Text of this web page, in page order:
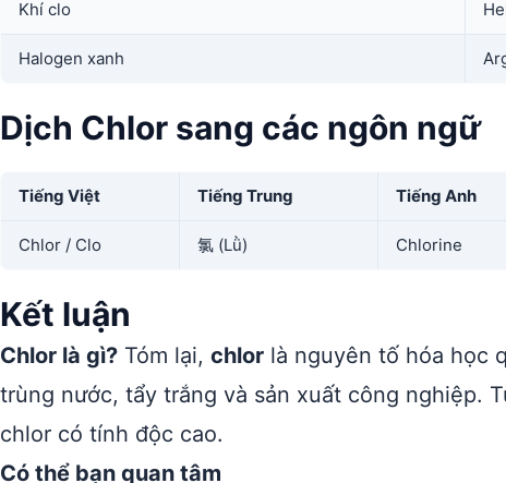
Khí clo
Halogen xanh
Dịch Chlor sang các ngôn ngữ
Tiếng Việt Tiếng Trung Tiếng Anh
Chlor / Clo 氯 (Lǜ) Chlorine
Kết luận
Chlor là gì? Tóm lại, chlor là nguyên tố hóa học
trùng nước, tẩy trắng và sản xuất công nghiệp.
chlor có tính độc cao.
Có thể bạn quan tâm